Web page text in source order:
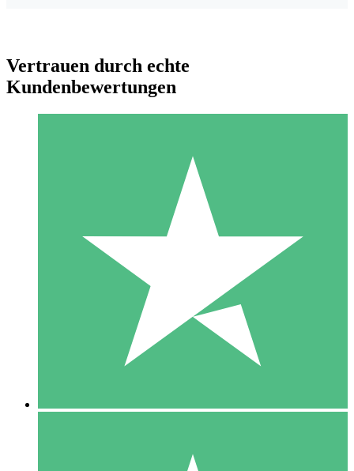
Individuelle Credit-Pakete
Zahlen Sie nach Bedarf mit Download-Credits. Keine
monatliche Verpflichtung erforderlich.
10 00
10 Downloads
Vertrauen durch echte
Kundenbewertungen